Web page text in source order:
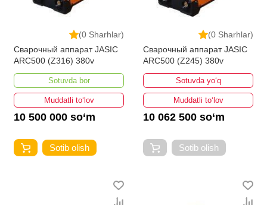
(0 Sharhlar)
Сварочный аппарат JASIC
ARC500 (Z316) 380v
Sotuvda bor
Muddatli to‘lov
10 500 000 so‘m
Sotib olish
(0 Sharhlar)
Сварочный аппарат JASIC
ARC500 (Z245) 380v
Sotuvda yo‘q
Muddatli to‘lov
10 062 500 so‘m
Sotib olish